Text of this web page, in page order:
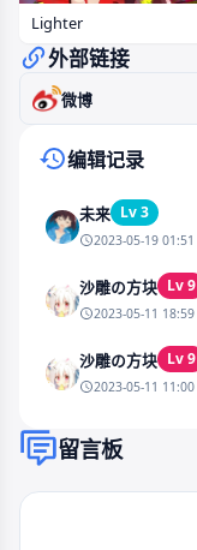
Lighter
留言板
外部链接
微博
编辑记录
未来 Lv 3
2023-05-19 01:51
沙雕の方块 Lv 9
2023-05-11 18:59
沙雕の方块 Lv 9
2023-05-11 11:00